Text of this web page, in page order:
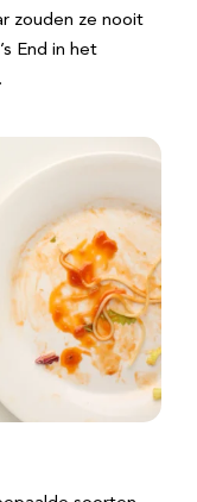
zouden ze nooit
End in het